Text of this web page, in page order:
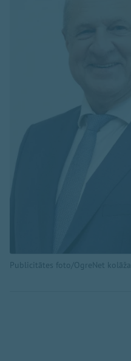
Publicitātes foto/OgreNet kolāža